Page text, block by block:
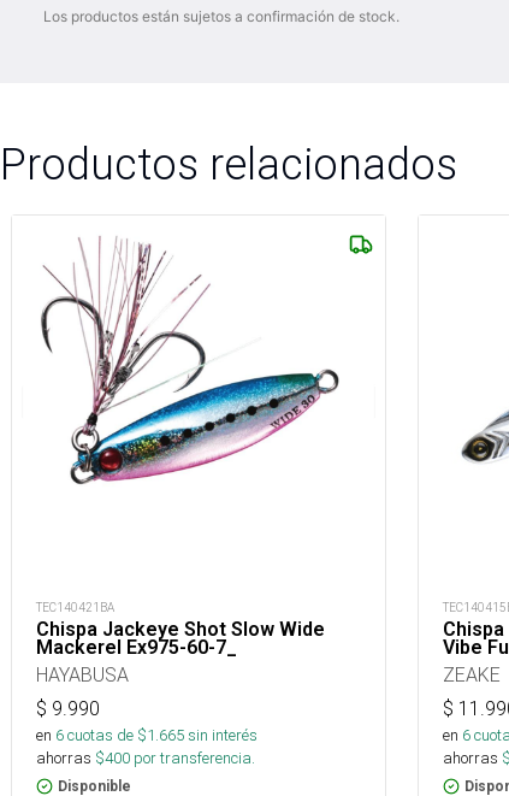
Los productos están sujetos a confirmación de stock.
Productos relacionados
TEC140421BA
Chispa Jackeye Shot Slow Wide
Mackerel Ex975-60-7_
HAYABUSA
$ 9.990
en 6cuotas de $1.665sin interés
ahorras $400 por transferencia.
Disponible
Vibe
ZEAKE
$
en 6
ahorras $